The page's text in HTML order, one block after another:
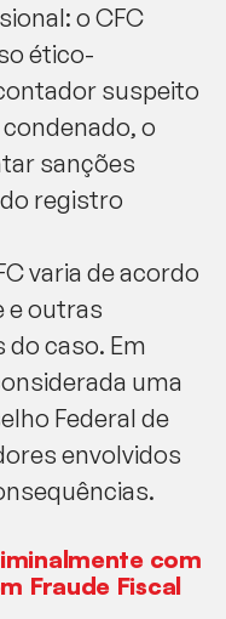
o CFC
ético-
suspeito
o
sanções
registro
varia de acordo
e outras
caso. Em
uma
Federal de
envolvidos
com
Fraude Fiscal